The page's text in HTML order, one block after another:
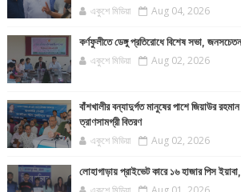
একুশে মিডিয়া Aug 04, 2026
কর্ণফুলীতে ডেঙ্গু প্রতিরোধে বিশেষ সভা,
একুশে মিডিয়া Aug 02, 2026
বাঁশখালীর বন্যাদুর্গত মানুষের পাশে জিয়াউর
ত্রাণসামগ্রী বিতরণ
একুশে মিডিয়া Aug 02, 2026
লোহাগাড়ায় প্রাইভেট কারে ১৬ হাজার পিস